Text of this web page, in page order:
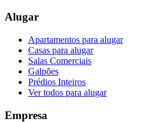
Alugar
Apartamentos para alugar
Casas para alugar
Salas Comerciais
Galpões
Prédios Inteiros
Ver todos para alugar
Empresa